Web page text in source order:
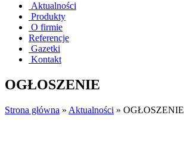
Aktualności
Produkty
O firmie
Referencje
Gazetki
Kontakt
OGŁOSZENIE
Strona główna » Aktualności » OGŁOSZENIE